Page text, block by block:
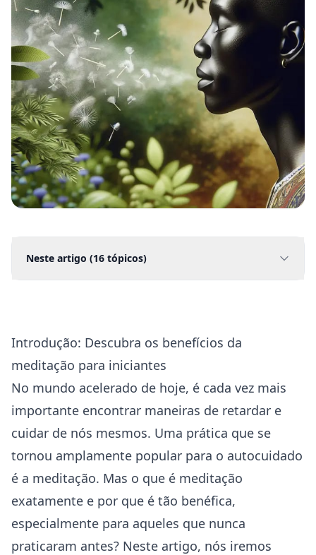
Neste artigo (16 tópicos)
Introdução: Descubra os benefícios da
meditação para iniciantes
No mundo acelerado de hoje, é cada vez mais
importante encontrar maneiras de retardar e
cuidar de nós mesmos. Uma prática que se
tornou amplamente popular para o autocuidado
é a meditação. Mas o que é meditação
exatamente e por que é tão benéfica,
especialmente para aqueles que nunca
praticaram antes? Neste artigo, nós iremos